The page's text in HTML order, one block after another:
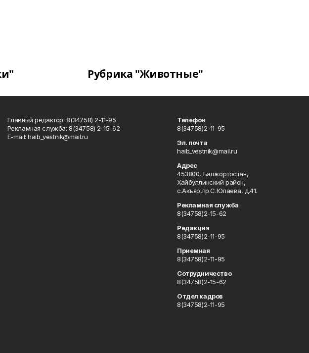
Рубрика "Животные"
Главный редактор: 8(34758) 2-11-95
Рекламная служба: 8(34758) 2-15-62
Е-mаil: haib_vestnik@mail.ru
Телефон
8(34758)2-11-95
Эл. почта
haib_vestnik@mail.ru
Адрес
453800, Башкортостан,
Хайбуллинский район,
с.Акъяр,пр.С.Юлаева, д.41.
Рекламная служба
8(34758)2-15-62
Редакция
8(34758)2-11-95
Приемная
8(34758)2-11-95
Сотрудничество
8(34758)2-15-62
Отдел кадров
8(34758)2-11-95